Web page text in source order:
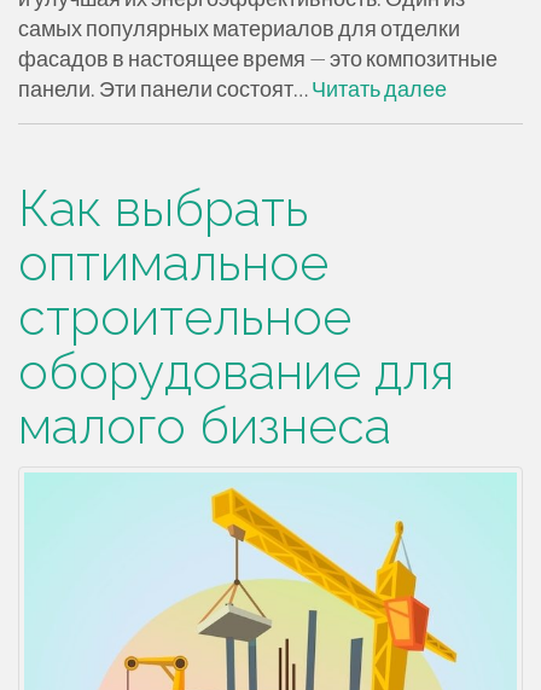
самых популярных материалов для отделки
фасадов в настоящее время — это композитные
панели. Эти панели состоят…Читать далее
Как выбрать
оптимальное
строительное
оборудование для
малого бизнеса